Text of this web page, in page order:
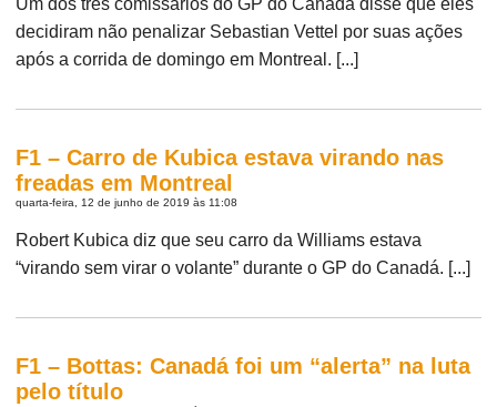
decidiram não penalizar Sebastian Vettel por suas ações
após a corrida de domingo em Montreal. [...]
F1 – Carro de Kubica estava virando nas
freadas em Montreal
quarta-feira, 12 de junho de 2019 às 11:08
Robert Kubica diz que seu carro da Williams estava
“virando sem virar o volante” durante o GP do Canadá. [...]
F1 – Bottas: Canadá foi um “alerta” na luta
pelo título